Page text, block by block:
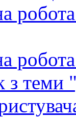
з теми